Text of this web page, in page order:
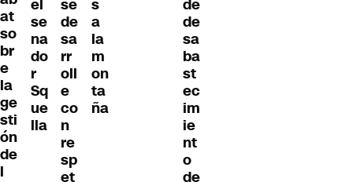
at
so
br
e
la
ge
sti
ón
de
l
el
se
na
do
r
Sq
ue
lla
se
de
sa
rr
oll
e
co
n
re
sp
et
s
a
la
m
on
ta
ña
de
de
sa
ba
st
ec
im
ie
nt
o
de